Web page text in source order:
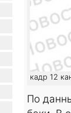
кадр 12
По